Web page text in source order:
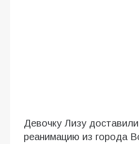
Девочку Лизу
реанимацию из города